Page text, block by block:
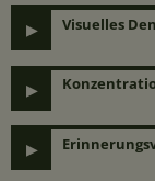
Visuelles